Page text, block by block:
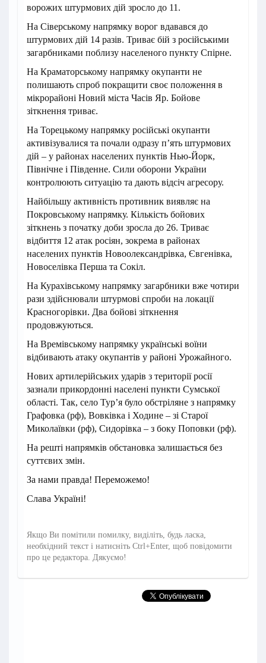
ворожих штурмових дій зросло до 11.
На Сіверському напрямку ворог вдавався до
штурмових дій 14 разів. Триває бій з російськими
загарбниками поблизу населеного пункту Спірне.
На Краматорському напрямку окупанти не
полишають спроб покращити своє положення в
мікрорайоні Новий міста Часів Яр. Бойове
зіткнення триває.
На Торецькому напрямку російські окупанти
активізувалися та почали одразу п’ять штурмових
дій – у районах населених пунктів Нью-Йорк,
Північне і Південне. Сили оборони України
контролюють ситуацію та дають відсіч агресору.
Найбільшу активність противник виявляє на
Покровському напрямку. Кількість бойових
зіткнень з початку доби зросла до 26. Триває
відбиття 12 атак росіян, зокрема в районах
населених пунктів Новоолександрівка, Євгенівка,
Новоселівка Перша та Сокіл.
На Курахівському напрямку загарбники вже чотири
рази здійснювали штурмові спроби на локації
Красногорівки. Два бойові зіткнення
продовжуються.
На Времівському напрямку українські воїни
відбивають атаку окупантів у районі Урожайного.
Нових артилерійських ударів з території росії
зазнали прикордонні населені пункти Сумської
області. Так, село Тур’я було обстріляне з напрямку
Графовка (рф), Вовківка і Ходине – зі Старої
Миколаївки (рф), Сидорівка – з боку Поповки (рф).
На решті напрямків обстановка залишається без
суттєвих змін.
За нами правда! Переможемо!
Слава Україні!
Якщо Ви помітили помилку, виділіть, будь ласка,
необхідний текст і натисніть Ctrl+Enter, щоб повідомити
про це редактора. Дякуємо!